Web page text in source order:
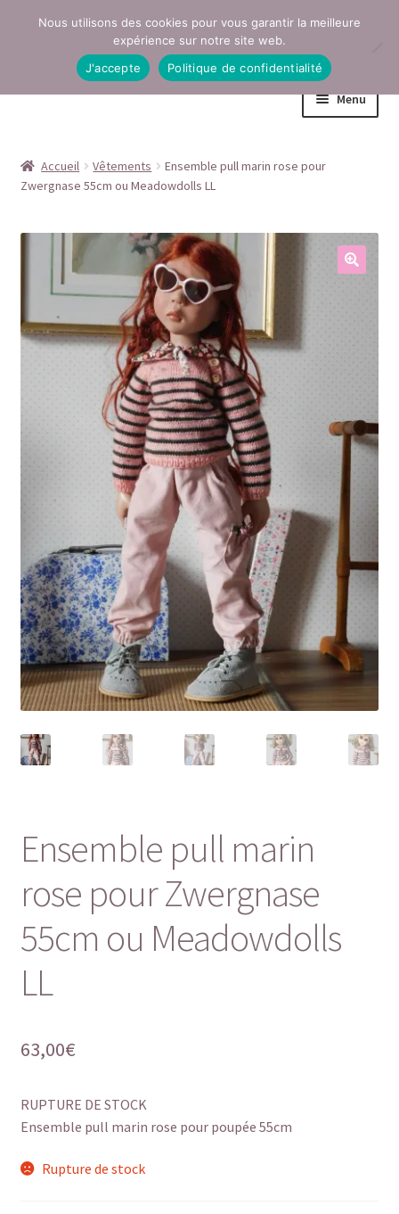
Aller
navigation
Aller
Menu
Conditions générales de vente
Contact
Mentions légales
Mon compte
Panier
Politique de confidentialité
Politique de cookies (UE)
Validation de la commande
Accueil Vêtements
Ensemble pull marin rose pour
Zwergnase 55cm ou Meadowdolls LL
Ensemble pull marin
rose pour Zwergnase
55cm ou Meadowdolls
LL
63,00€
RUPTURE DE STOCK
Ensemble pull marin rose pour poupée 55cm
Rupture de stock
Nous utilisons des cookies pour vous garantir la meilleure
expérience sur notre site web.
J'accepte
Politique de confidentialité